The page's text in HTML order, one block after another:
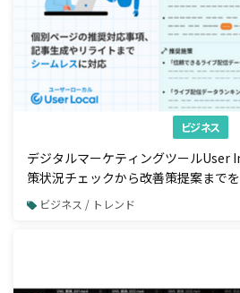
ビジネス
デジタルマーケティングツールUser
策状況チェックから改善策提案まで
ド」で一元管理
ビジネス / トレンド